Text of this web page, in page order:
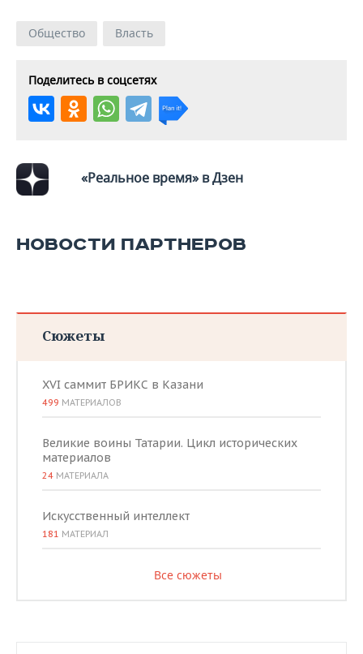
Общество Власть
Поделитесь в соцсетях
«Реальное время» в Дзен
НОВОСТИ ПАРТНЕРОВ
Сюжеты
XVI саммит БРИКС в Казани
499 МАТЕРИАЛОВ
Великие воины Татарии. Цикл исторических
материалов
24 МАТЕРИАЛА
Искусственный интеллект
181 МАТЕРИАЛ
Все сюжеты